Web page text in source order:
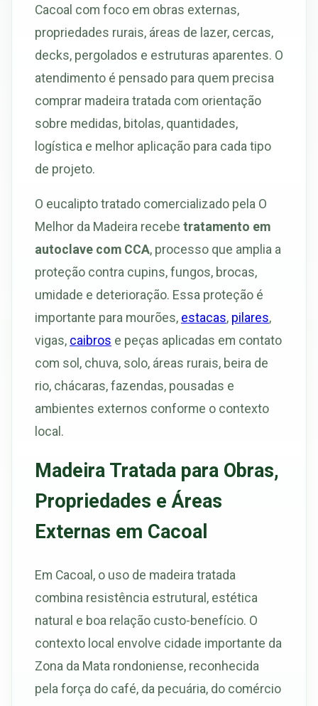
Cacoal com foco em obras externas,
propriedades rurais, áreas de lazer, cercas,
decks, pergolados e estruturas aparentes. O
atendimento é pensado para quem precisa
comprar madeira tratada com orientação
sobre medidas, bitolas, quantidades,
logística e melhor aplicação para cada tipo
de projeto.
O eucalipto tratado comercializado pela O
Melhor da Madeira recebe tratamento em
autoclave com CCA, processo que amplia a
proteção contra cupins, fungos, brocas,
umidade e deterioração. Essa proteção é
importante para mourões, estacas, pilares,
vigas, caibros e peças aplicadas em contato
com sol, chuva, solo, áreas rurais, beira de
rio, chácaras, fazendas, pousadas e
ambientes externos conforme o contexto
local.
Madeira Tratada para Obras,
Propriedades e Áreas
Externas em Cacoal
Em Cacoal, o uso de madeira tratada
combina resistência estrutural, estética
natural e boa relação custo-benefício. O
contexto local envolve cidade importante da
Zona da Mata rondoniense, reconhecida
pela força do café, da pecuária, do comércio